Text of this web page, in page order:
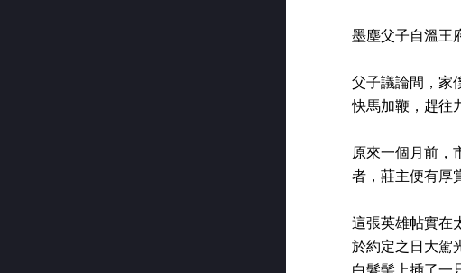
墨塵父子自溫王
父子議論間，家
快馬加鞭，趕往
原來一個月前，
者，莊主便有厚
這張英雄帖實在
於約定之日大駕